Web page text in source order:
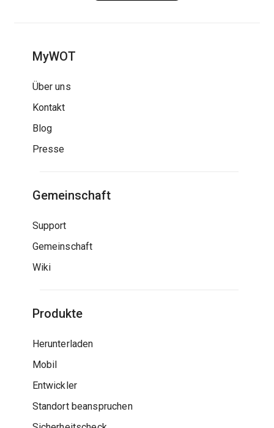
MyWOT
Über uns
Kontakt
Blog
Presse
Gemeinschaft
Support
Gemeinschaft
Wiki
Produkte
Herunterladen
Mobil
Entwickler
Standort beanspruchen